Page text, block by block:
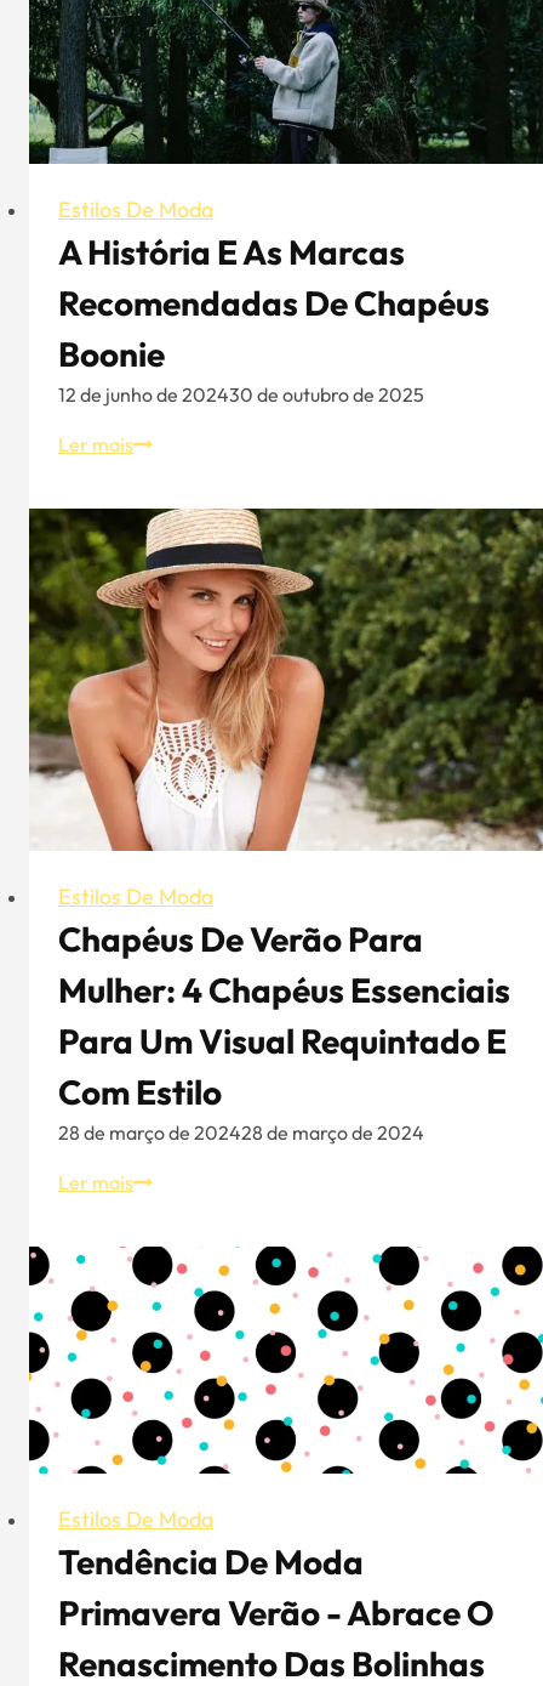
Estilos De Moda
A História E As Marcas
Recomendadas De Chapéus
Boonie
12 de junho de 202430 de outubro de 2025
Ler maisA
e
as
marcas
recomendadas
de
chapéus
Boonie
Estilos De Moda
Chapéus De Verão Para
Mulher: 4 Chapéus Essenciais
Para Um Visual Requintado E
Com Estilo
28 de março de 202428 de março de 2024
Ler maisChapéus
verão
para
mulher:
4
chapéus
essenciais
para
um
requintado
e
com
estilo
Estilos De Moda
Tendência De Moda
Primavera Verão - Abrace O
Renascimento Das Bolinhas